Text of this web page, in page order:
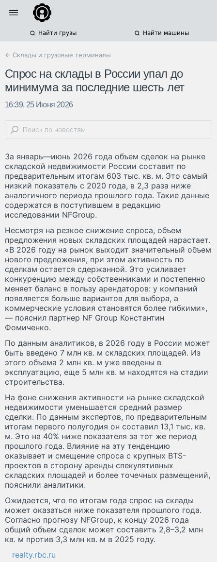
Найти грузы Найти машины
← Склады и грузовые терминалы
Спрос на склады в России упал до
минимума за последние шесть лет
16:39, 25 Июня 2026
За январь—июнь 2026 года объем сделок на рынке
складской недвижимости России составит по
предварительным итогам 603 тыс. кв. м. Это самый
низкий показатель с 2020 года, в 2,3 раза ниже
аналогичного периода прошлого года. Такие данные
содержатся в поступившем в редакцию
исследовании NFGroup.
Несмотря на резкое снижение спроса, объем
предложения новых складских площадей нарастает.
«В 2026 году на рынок выходит значительный объем
нового предложения, при этом активность по
сделкам остается сдержанной. Это усиливает
конкуренцию между собственниками и постепенно
меняет баланс в пользу арендаторов: у компаний
появляется больше вариантов для выбора, а
коммерческие условия становятся более гибкими»,
— пояснил партнер NF Group Константин
Фомиченко.
По данным аналитиков, в 2026 году в России может
быть введено 7 млн кв. м складских площадей. Из
этого объема 2 млн кв. м уже введены в
эксплуатацию, еще 5 млн кв. м находятся на стадии
строительства.
На фоне снижения активности на рынке складской
недвижимости уменьшается средний размер
сделки. По данным экспертов, по предварительным
итогам первого полугодия он составил 13,1 тыс. кв.
м. Это на 40% ниже показателя за тот же период
прошлого года. Влияние на эту тенденцию
оказывает и смещение спроса с крупных BTS-
проектов в сторону аренды спекулятивных
складских площадей и более точечных размещений,
пояснили аналитики.
Ожидается, что по итогам года спрос на склады
может оказаться ниже показателя прошлого года.
Согласно прогнозу NFGroup, к концу 2026 года
общий объем сделок может составить 2,8–3,2 млн
кв. м против 3,3 млн кв. м в 2025 году.
realty.rbc.ru